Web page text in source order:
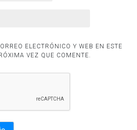
ELECTRÓNICO Y WEB EN ESTE
VEZ QUE COMENTE.